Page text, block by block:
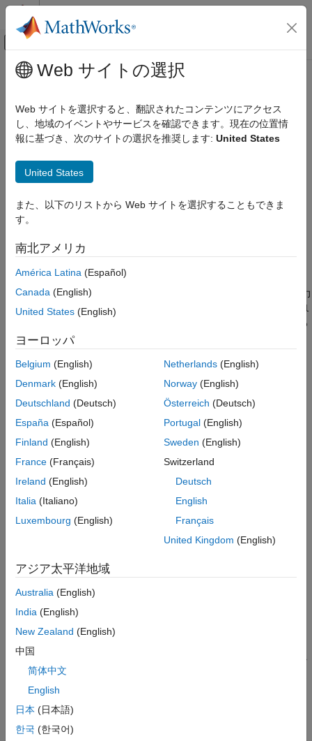
コンテンツへスキップ
オフキャンバス ナビゲーション メ
ドキュメンテーションのホーム
FPGA、ASIC、および SoC 開発
Fixed-Point Designer
アルゴリズムの高速化
高速化された実行ファイルの作成
データ型の自動変換
MATLAB での固定小数点の自動変換
coder.inlineCall
項目一覧
説明
例
入力引数
拡張機能
メインコンテンツ
coder.inlineCall
生成されたコードで呼び出される関数をインライン化する
R2024a 以降
構文
out = coder.inlineCall(functionCall)
[out1,...,outN] = coder.inlineCall(handle,arg1,...,argN)
説明
し、生成されたコードで呼び出される関数をインライン化しま
す。functionCall
は 1 つ以上の入力引数を受け取り、1 つの出力
を返すことができます。MATLAB
coder.inlineCall
を使用して、生成されたコードで、関数呼び出しを呼び出される
関数の本体に置き換えます。
インライン化により、関数呼び出しのオーバーヘッドがなくな
り、生成された C/C++ コードをさらに最適化できます。ただ
し、インライン化で生成される C/C++ コードは大きく、複雑に
なることがあります。関数
coder.inlineCall
は、呼び出される
関数内のcoder.inline (MATLAB Coder)命令をオーバーライド
します。
coder.inlineCall
れていません。
parforループから呼び出される関数
[out1,...,outN] = coder.inlineCall(
は、1 つ以上の入力引数をもつことができるハンドル
使用して関数を呼び出し、生成されたコードでその関数をインラ
イン化します。指定された関数は複数の出力をもつことができま
す。
Web サイトの選択
Web サイトを選択すると、翻訳されたコンテンツにアクセス
し、地域のイベントやサービスを確認できます。現在の位置情
報に基づき、次のサイトの選択を推奨します: United States
United States
また、以下のリストから Web サイトを選択することもできま
す。
南北アメリカ
América Latina (Español)
Canada (English)
United States (English)
ヨーロッパ
Belgium (English)
Denmark (English)
Deutschland (Deutsch)
España (Español)
Finland (English)
France (Français)
Ireland (English)
Italia (Italiano)
Luxembourg (English)
Netherlands(English)
Norway(English)
Österreich (Deutsch)
Portugal(English)
Sweden (English)
Switzerland
Deutsch
English
Français
United Kingdom (English)
アジア太平洋地域
Australia (English)
India (English)
New Zealand (English)
中国
简体中文
English
日本 (日本語)
한국 (한국어)